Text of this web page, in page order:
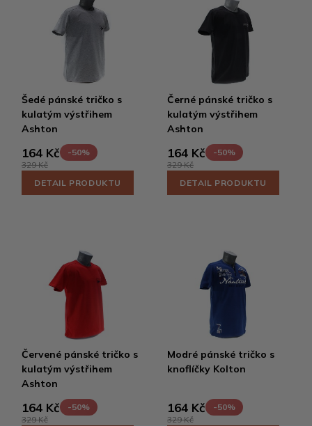
Šedé pánské tričko s
kulatým výstřihem
Ashton
164 Kč
-50%
329 Kč
DETAIL PRODUKTU
Černé pánské tričko s
kulatým výstřihem
Ashton
164 Kč
-50%
329 Kč
DETAIL PRODUKTU
Červené pánské tričko s
kulatým výstřihem
Ashton
164 Kč
-50%
329 Kč
Modré pánské tričko s
knoflíčky Kolton
164 Kč
-50%
329 Kč